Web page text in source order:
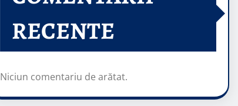
RECENTE
Niciun comentariu de arătat.